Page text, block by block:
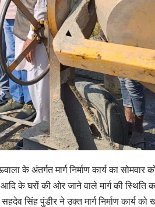
के अंतर्गत मार्ग निर्माण कार्य का सोमवार
आदि के घरों की ओर जाने वाले मार्ग की
सिंह पुंडीर ने उक्त मार्ग निर्माण कार्य